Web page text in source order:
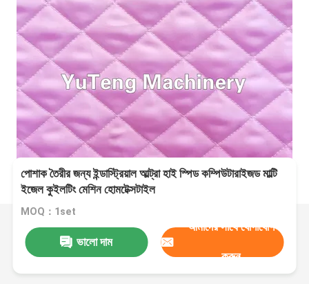
পোশাক তৈরীর জন্য ইন্ডাস্ট্রিয়াল আল্ট্রা হাই স্পিড কম্পিউটারাইজড মাল্টি
ইজেল কুইলটিং মেশিন হোমটেক্সটাইল
MOQ：1set
ভালো দাম
আমাদের সাথে যোগাযোগ
করুন